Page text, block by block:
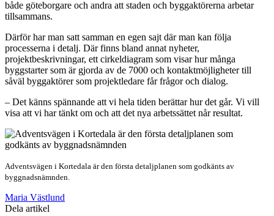
både göteborgare och andra att staden och byggaktörerna arbetar
tillsammans.
Därför har man satt samman en egen sajt där man kan följa
processerna i detalj. Där finns bland annat nyheter,
projektbeskrivningar, ett cirkeldiagram som visar hur många
byggstarter som är gjorda av de 7000 och kontaktmöjligheter till
såväl byggaktörer som projektledare får frågor och dialog.
– Det känns spännande att vi hela tiden berättar hur det går. Vi vill
visa att vi har tänkt om och att det nya arbetssättet når resultat.
Adventsvägen i Kortedala är den första detaljplanen som godkänts av
byggnadsnämnden.
Maria Västlund
Dela artikel